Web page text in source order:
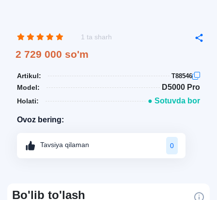
1 ta sharh
2 729 000 so'm
Artikul: T88546
Model: D5000 Pro
Holati: ● Sotuvda bor
Ovoz bering:
Tavsiya qilaman 0
Bo'lib to'lash